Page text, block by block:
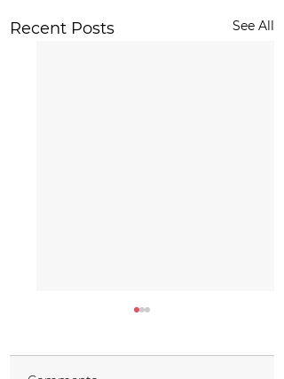
Recent Posts See All